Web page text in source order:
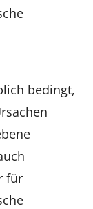
bedingt,
für